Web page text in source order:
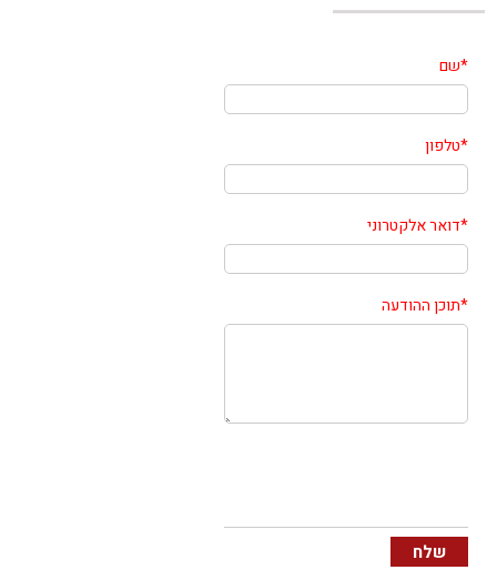
*שם
*טלפון
*דואר אלקטרוני
*תוכן ההודעה